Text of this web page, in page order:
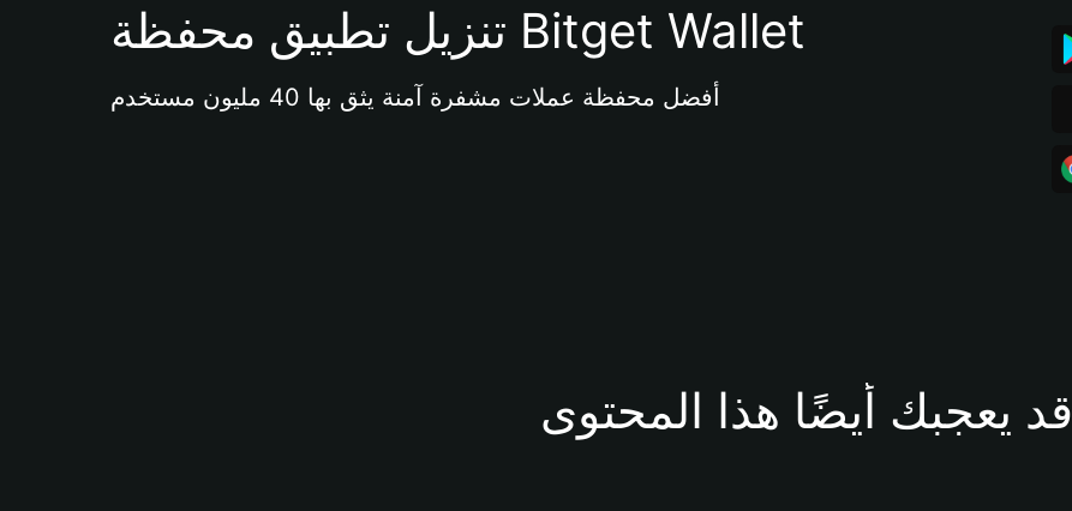
تنزيل تطبيق محفظة Bitget Wallet
أفضل محفظة عملات مشفرة آمنة يثق بها 40 مليون مستخدم
قد يعجبك أيضًا هذا المحتوى